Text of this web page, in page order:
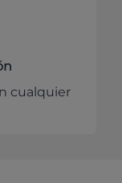
cualquier